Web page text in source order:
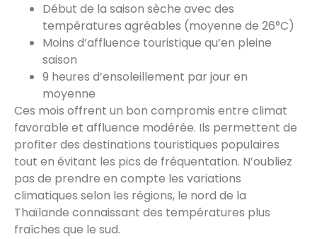
Début de la saison sèche avec des
températures agréables (moyenne de 26°C)
Moins d’affluence touristique qu’en pleine
saison
9 heures d’ensoleillement par jour en
moyenne
Ces mois offrent un bon compromis entre climat
favorable et affluence modérée. Ils permettent de
profiter des destinations touristiques populaires
tout en évitant les pics de fréquentation. N’oubliez
pas de prendre en compte les variations
climatiques selon les régions, le nord de la
Thaïlande connaissant des températures plus
fraîches que le sud.